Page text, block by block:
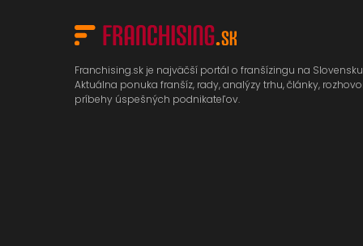
Franchising.sk je najväčší portál o franšízingu na
Aktuálna ponuka franšíz, rady, analýzy trhu, články,
príbehy úspešných podnikateľov.